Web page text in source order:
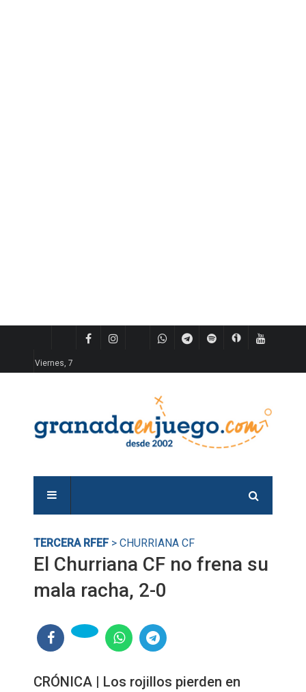
Viernes, 7
TERCERA RFEF> CHURRIANA CF
El Churriana CF no frena su
mala racha, 2-0
CRÓNICA | Los rojillos pierden en